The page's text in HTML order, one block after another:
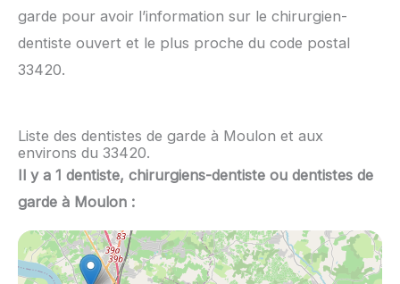
garde pour avoir l’information sur le chirurgien-
dentiste ouvert et le plus proche du code postal
33420.
Liste des dentistes de garde à Moulon et aux
environs du 33420.
Il y a 1 dentiste, chirurgiens-dentiste ou dentistes de
garde à Moulon :